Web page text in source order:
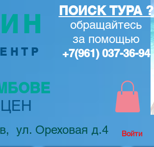
ПОИСК ТУРА ?
обращайтесь
за помощью
+7(961) 037-36-94
ул. Ореховая д.4 Войти